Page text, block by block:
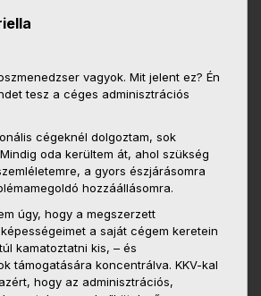
vagyok. Mit jelent ez? Én
tesz a céges adminisztrációs
cégeknél dolgoztam, sok
oda kerültem át, ahol szükség
a gyors észjárásomra
hozzáállásomra.
úgy, hogy a megszerzett
a saját cégem keretein
kamatoztatni kis, – és
támogatására koncentrálva. KKV-kal
hogy az adminisztrációs,